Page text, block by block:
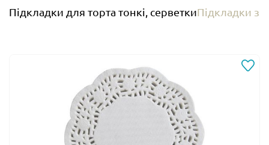
Підкладки для торта тонкі, серветкиПідкладки з